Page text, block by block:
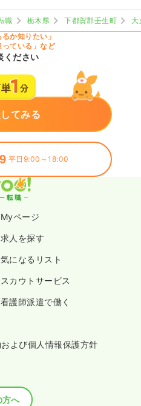
職 栃木県 下都賀郡壬生町
大
か知りたい」
っている」など
ください
てみる
平日9:00～18:00
Myページ
求人を探す
気になるリスト
スカウトサービス
看護師派遣で働く
よび個人情報保護方針
方へ